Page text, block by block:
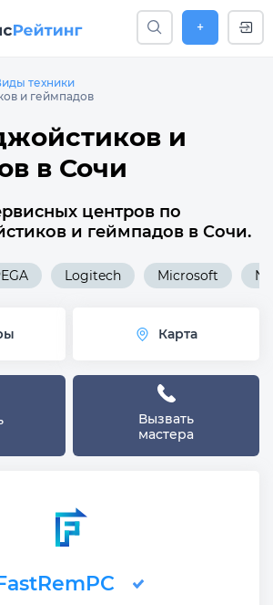
+
техники
и геймпадов
и
в Сочи
центров по
и геймпадов в Сочи.
Logitech Microsoft
Карта
Вызвать
мастера